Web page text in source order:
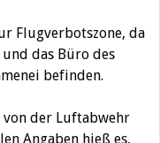
Flugverbotszone, da
das Büro des
befinden.
von der Luftabwehr
Angaben hieß es,